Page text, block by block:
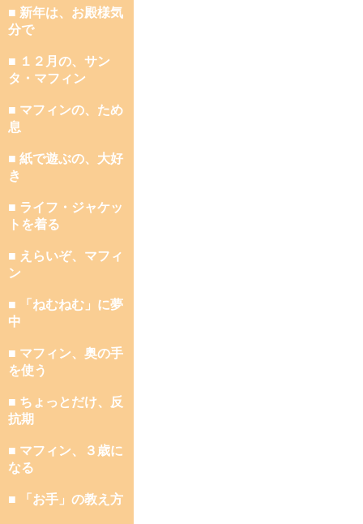
■ 新年は、お殿様気
分で
■ １２月の、サン
タ・マフィン
■ マフィンの、ため
息
■ 紙で遊ぶの、大好
き
■ ライフ・ジャケッ
トを着る
■ えらいぞ、マフィ
ン
■ 「ねむねむ」に夢
中
■ マフィン、奥の手
を使う
■ ちょっとだけ、反
抗期
■ マフィン、３歳に
なる
■ 「お手」の教え方